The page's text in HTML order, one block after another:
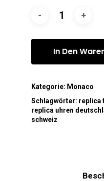
In Den
Kategorie: Monaco
Schlagwörter: replica
replica uhren
schweiz